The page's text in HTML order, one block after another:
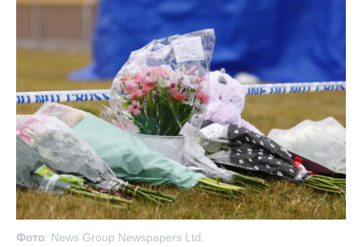
Фото: News Group Newspapers Ltd.